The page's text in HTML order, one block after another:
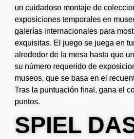
un cuidadoso montaje de
exposiciones temporales en
galerías internacionales para
exquisitas. El juego se juega en
alrededor de la mesa hasta que
su número requerido de
museos, que se basa en el
Tras la puntuación final, gana el
puntos.
SPIEL